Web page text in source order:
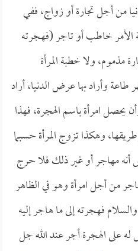
من أجل تجارة أو زواج، ففي
الأمر خاطب أو تاجر (فهجرته
مذموم، ولا خطبة المرأة
وأراد بها عرض الدنيا، أراد
يحصل امرأة باسم الهجرة، فهذا
وهكذا تزوج المرأة حسبما
أنه مهاجر أو غير ذلك فلا حرج
من أجل امرأة وهو في الظاهر
فهجرته إلى ما هاجر إليه
الهجرة أجر عند الله جل